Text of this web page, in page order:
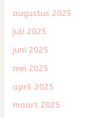
augustus 2025
juli 2025
juni 2025
mei 2025
april 2025
maart 2025